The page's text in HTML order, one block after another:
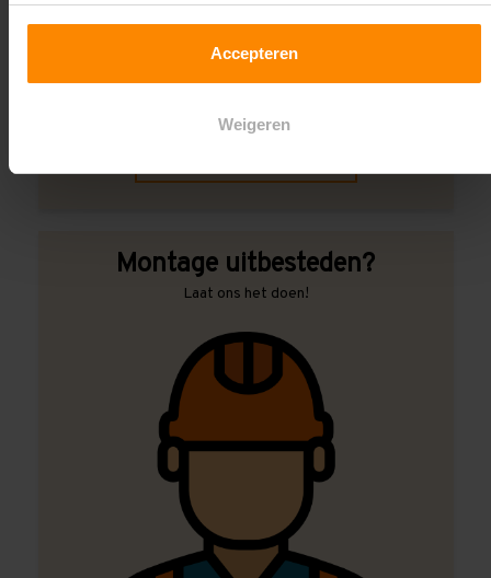
Accepteren
Weigeren
draagkrachten? Speciale uitvoeringen? Onze
experts werken het graag uit! Maatwerk is onze
specialiteit!
Montage uitbesteden?
Laat ons het doen!